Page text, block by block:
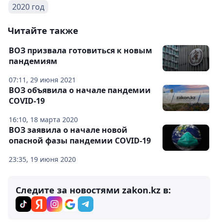
2020 год
Читайте также
07:11, 29 июня 2021
ВОЗ призвала готовиться к новым
пандемиям
16:10, 18 марта 2020
ВОЗ объявила о начале пандемии
COVID-19
23:35, 19 июня 2020
ВОЗ заявила о начале новой
опасной фазы пандемии COVID-19
Следите за новостями zakon.kz в: